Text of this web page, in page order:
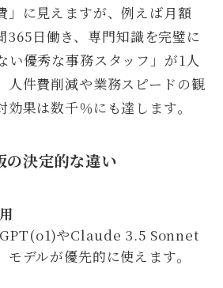
」に見えますが、例えば月額
日働き、専門知識を完璧に
い優秀な事務スタッフ」が1人
人件費削減や業務スピードの観
果は数千％にも達します。
の決定的な違い
やClaude 3.5 Sonnet
デルが優先的に使えます。